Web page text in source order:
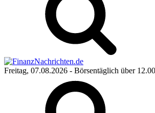
Freitag, 07.08.2026 - Börsentäglich über